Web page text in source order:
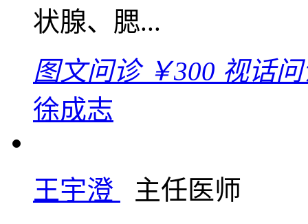
状腺、腮...
图文问诊 ￥300 视话
徐成志
王宇澄
主任医师